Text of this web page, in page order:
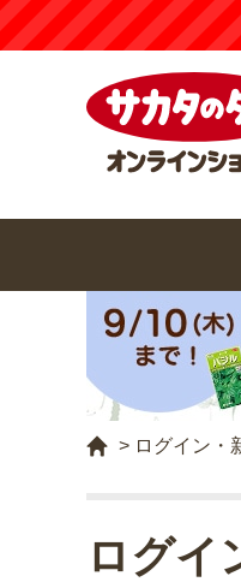
> ログイン・
ログイ